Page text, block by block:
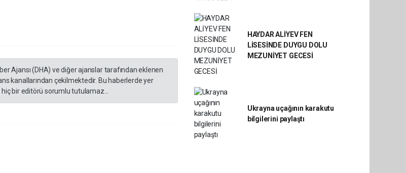
Ajansı (DHA) ve diğer ajanslar tarafından eklenen
kanallarından çekilmektedir. Bu haberlerde yer
bir editörü sorumlu tutulamaz...
HAYDAR ALİYEV FEN
LİSESİNDE DUYGU DOLU
MEZUNİYET GECESİ
Ukrayna uçağının karakutu
bilgilerini paylaştı